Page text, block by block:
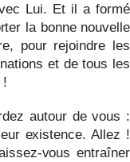
Lui. Et il a formé
la bonne nouvelle
pour rejoindre les
et de tous les
!
autour de vous :
existence. Allez !
vous entraîner